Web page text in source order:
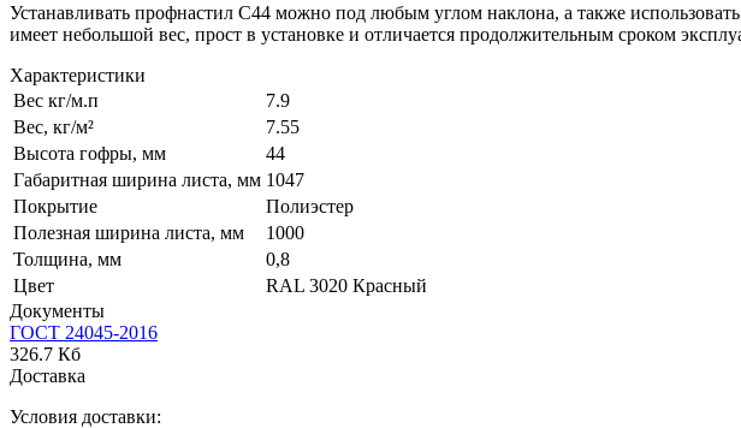
Устанавливать профнастил С44 можно под любым углом наклона, а также
имеет небольшой вес, прост в установке и отличается продолжительным сроком
Характеристики
Вес кг/м.п
7.9
Вес, кг/м²
7.55
Высота гофры, мм
44
Габаритная ширина листа, мм 1047
Покрытие
Полиэстер
Полезная ширина листа, мм
1000
Толщина, мм
0,8
Цвет
RAL 3020 Красный
Документы
ГОСТ 24045-2016
326.7 Кб
Доставка
Условия доставки: